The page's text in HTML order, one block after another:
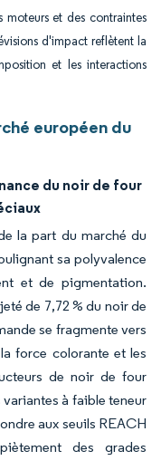
moteurs et des contraintes
d'impact reflètent la
et les interactions
européen du
du noir de four
la part du marché du
sa polyvalence
et de pigmentation.
de 7,72 % du noir de
se fragmente vers
force colorante et les
de noir de four
à faible teneur
aux seuils REACH
des grades